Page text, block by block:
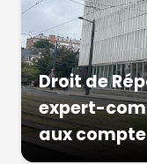
Droit de
expert-
aux